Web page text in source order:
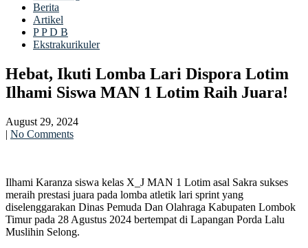
Berita
Artikel
P P D B
Ekstrakurikuler
Hebat, Ikuti Lomba Lari Dispora Lotim
Ilhami Siswa MAN 1 Lotim Raih Juara!
August 29, 2024
| No Comments
Ilhami Karanza siswa kelas X_J MAN 1 Lotim asal Sakra sukses
meraih prestasi juara pada lomba atletik lari sprint yang
diselenggarakan Dinas Pemuda Dan Olahraga Kabupaten Lombok
Timur pada 28 Agustus 2024 bertempat di Lapangan Porda Lalu
Muslihin Selong.